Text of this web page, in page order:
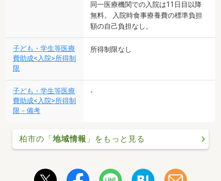
同一医療機関での入院は11日目以降
無料。 入院時食事療養費の標準負担
額の自己負担なし。
子ども・学生等医療
費助成<入院>所得制
限
所得制限なし
子ども・学生等医療
費助成<入院>所得制
限－備考
-
柏市の「地域情報 」をもっと見る